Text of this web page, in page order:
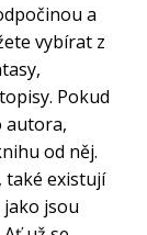
a
vybírat z
Pokud
autora,
od něj.
také existují
jako jsou